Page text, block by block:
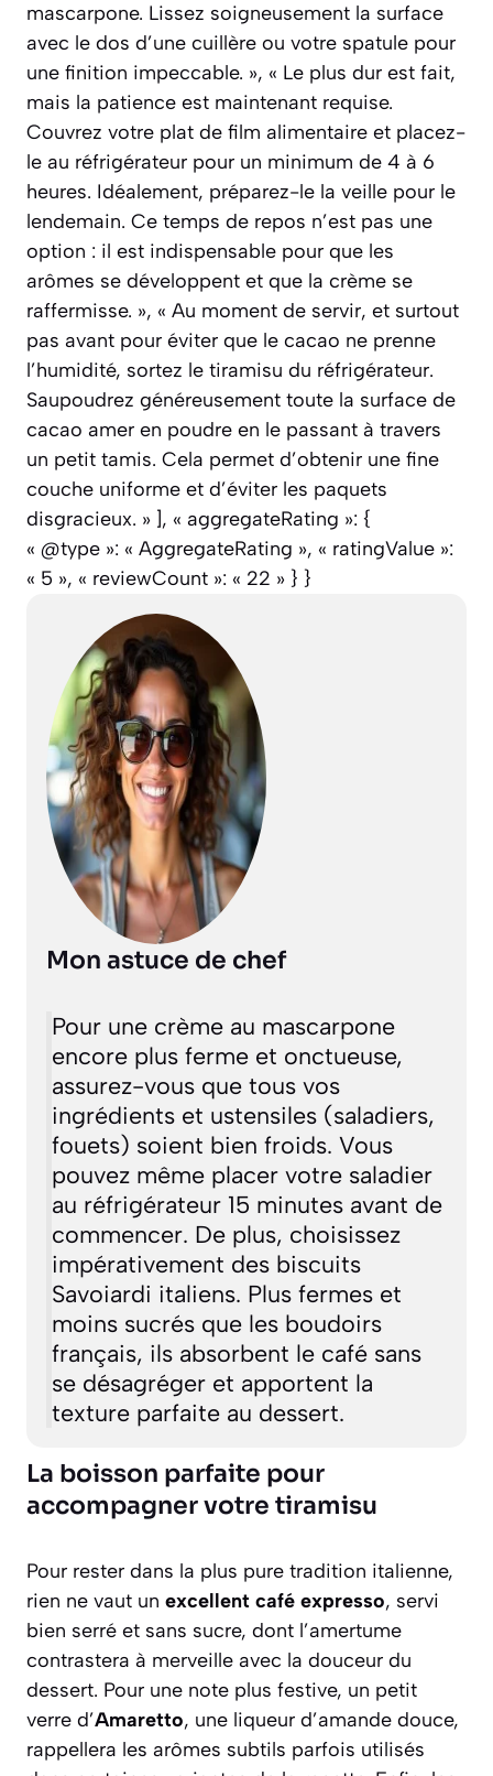
mascarpone. Lissez soigneusement la surface
avec le dos d’une cuillère ou votre spatule pour
une finition impeccable. », « Le plus dur est fait,
mais la patience est maintenant requise.
Couvrez votre plat de film alimentaire et placez-
le au réfrigérateur pour un minimum de 4 à 6
heures. Idéalement, préparez-le la veille pour le
lendemain. Ce temps de repos n’est pas une
option : il est indispensable pour que les
arômes se développent et que la crème se
raffermisse. », « Au moment de servir, et surtout
pas avant pour éviter que le cacao ne prenne
l’humidité, sortez le tiramisu du réfrigérateur.
Saupoudrez généreusement toute la surface de
cacao amer en poudre en le passant à travers
un petit tamis. Cela permet d’obtenir une fine
couche uniforme et d’éviter les paquets
disgracieux. » ], « aggregateRating »: {
« @type »: « AggregateRating », « ratingValue »:
« 5 », « reviewCount »: « 22 » } }
Mon astuce de chef
Pour une crème au mascarpone
encore plus ferme et onctueuse,
assurez-vous que tous vos
ingrédients et ustensiles (saladiers,
fouets) soient bien froids. Vous
pouvez même placer votre saladier
au réfrigérateur 15 minutes avant de
commencer. De plus, choisissez
impérativement des biscuits
Savoiardi italiens. Plus fermes et
moins sucrés que les boudoirs
français, ils absorbent le café sans
se désagréger et apportent la
texture parfaite au dessert.
La boisson parfaite pour
accompagner votre tiramisu
Pour rester dans la plus pure tradition italienne,
rien ne vaut un excellent café expresso, servi
bien serré et sans sucre, dont l’amertume
contrastera à merveille avec la douceur du
dessert. Pour une note plus festive, un petit
verre d’Amaretto, une liqueur d’amande douce,
rappellera les arômes subtils parfois utilisés